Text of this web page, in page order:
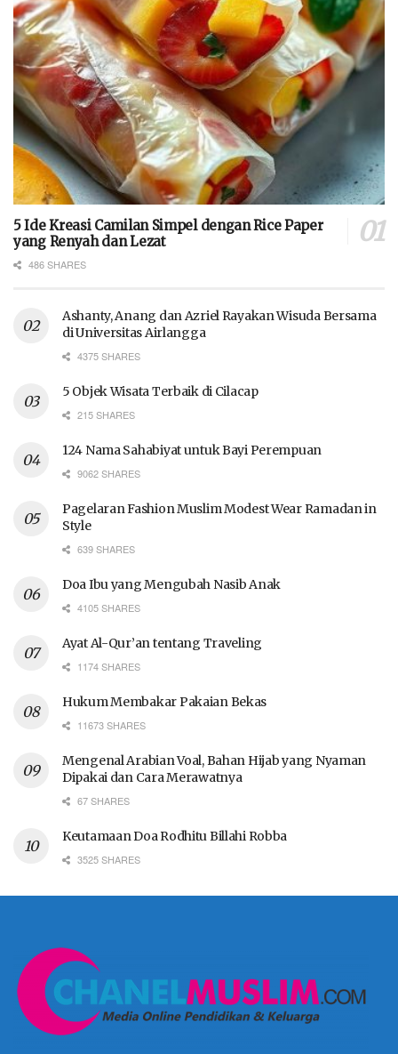
5 Ide Kreasi Camilan Simpel dengan Rice Paper
yang Renyah dan Lezat
486 SHARES
Ashanty, Anang dan Azriel Rayakan Wisuda Bersama
di Universitas Airlangga
4375 SHARES
5 Objek Wisata Terbaik di Cilacap
215 SHARES
124 Nama Sahabiyat untuk Bayi Perempuan
9062 SHARES
Pagelaran Fashion Muslim Modest Wear Ramadan in
Style
639 SHARES
Doa Ibu yang Mengubah Nasib Anak
4105 SHARES
Ayat Al-Qur’an tentang Traveling
1174 SHARES
Hukum Membakar Pakaian Bekas
11673 SHARES
Mengenal Arabian Voal, Bahan Hijab yang Nyaman
Dipakai dan Cara Merawatnya
67 SHARES
Keutamaan Doa Rodhitu Billahi Robba
3525 SHARES